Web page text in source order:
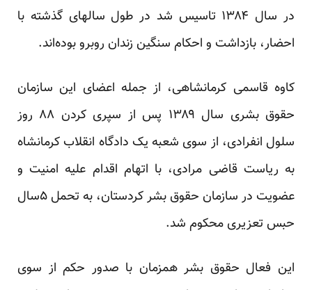
در سال ۱۳۸۴ تاسیس شد در طول سالهای گذشته با
احضار، بازداشت و احکام سنگین زندان روبرو بوده‌اند.
کاوه قاسمی کرمانشاهی، از جمله اعضای این سازمان
حقوق بشری سال ۱۳۸۹ پس از سپری کردن ۸۸ روز
سلول انفرادی، از سوی شعبه یک دادگاه انقلاب کرمانشاه
به ریاست قاضی مرادی، با اتهام اقدام علیه امنیت و
عضویت در سازمان حقوق بشر کردستان، به تحمل ۵سال
حبس تعزیری محکوم شد.
این فعال حقوق بشر همزمان با صدور حکم از سوی